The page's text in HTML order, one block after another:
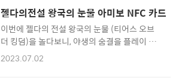
는데 이걸 선택하면, 이제 PC와 연결된 닌텐도
스위치를 USB메모리 처럼 ..
요구하는 게임들도 어느정도 구동이 가능한 게
이밍 미니PC입니다. 디자인을 보자맞자 저도
관심이 생겼고, 직접 구입을 해서 써보게 되었는
데요. 직구를 해야 하는 만큼 1~2달 정도 기다
린 끝에 이 게이밍 PC를 사용해보게 되었습니
젤다의전설 왕국의 눈물 아미보 NFC 카드
이번에 젤다의 전설 왕국의 눈물 (티어스 오브
더 킹덤)을 놀다보니, 야생의 숨결을 플레이 할
때 사용했던 아미보들을 그대로 활용할 수 있다
2023.07.02